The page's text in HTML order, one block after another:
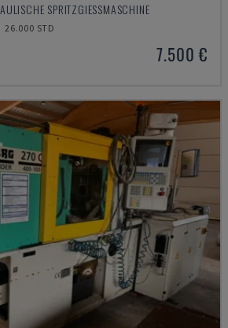
SPRITZGIESSMASCHINE
26.000 STD
7.500 €